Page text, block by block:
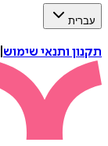
עברית
תקנון ותנאי שימוש